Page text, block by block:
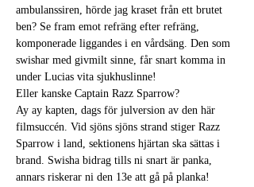
ambulanssiren, hörde jag kraset från ett brutet
ben? Se fram emot refräng efter refräng,
komponerade liggandes i en vårdsäng. Den som
swishar med givmilt sinne, får snart komma in
under Lucias vita sjukhuslinne!
Eller kanske Captain Razz Sparrow?
Ay ay kapten, dags för julversion av den här
filmsuccén. Vid sjöns sjöns strand stiger Razz
Sparrow i land, sektionens hjärtan ska sättas i
brand. Swisha bidrag tills ni snart är panka,
annars riskerar ni den 13e att gå på planka!